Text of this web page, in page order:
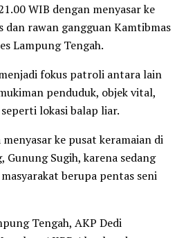
WIB dengan menyasar ke
rawan gangguan Kamtibmas
Lampung Tengah.
fokus patroli antara lain
penduduk, objek vital,
lokasi balap liar.
ke pusat keramaian di
Gunung Sugih, karena sedang
berupa pentas seni
Tengah, AKP Dedi